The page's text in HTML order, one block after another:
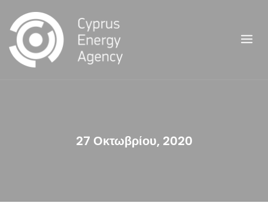
content
27 Οκτωβρίου, 2020